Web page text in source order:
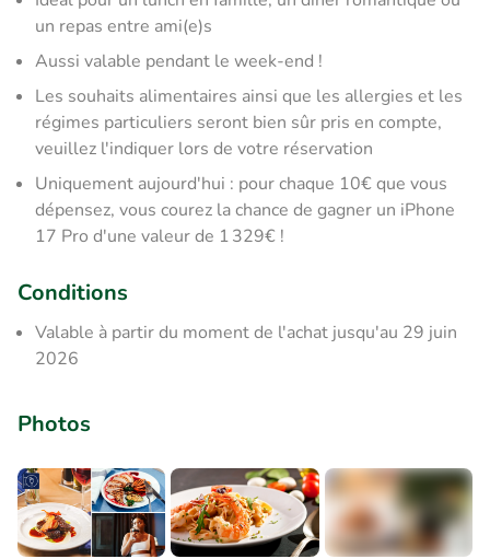
un repas entre ami(e)s
Aussi valable pendant le week-end !
Les souhaits alimentaires ainsi que les allergies et les
régimes particuliers seront bien sûr pris en compte,
veuillez l'indiquer lors de votre réservation
Uniquement aujourd'hui : pour chaque 10€ que vous
dépensez, vous courez la chance de gagner un iPhone
17 Pro d'une valeur de 1 329€ !
Conditions
Valable à partir du moment de l'achat jusqu'au 29 juin
2026
Photos